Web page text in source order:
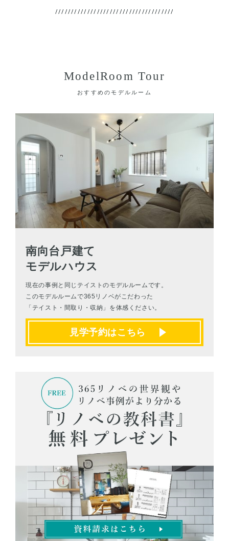
ModelRoom Tour
おすすめのモデルルーム
南向台戸建て
モデルハウス
現在の事例と同じテイストのモデルルームです。
このモデルルームで365リノベがこだわった
「テイスト・間取り・収納」を体感ください。
見学予約はこちら